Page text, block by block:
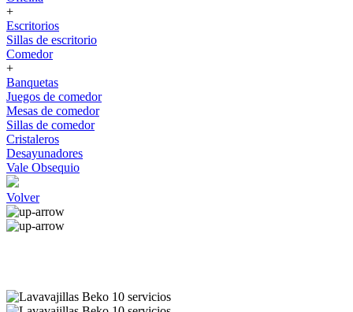
+
Escritorios
Sillas de escritorio
Comedor
+
Banquetas
Juegos de comedor
Mesas de comedor
Sillas de comedor
Cristaleros
Desayunadores
Vale Obsequio
Volver